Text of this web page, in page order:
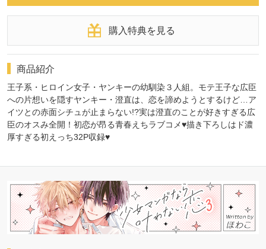
購入特典を見る
商品紹介
王子系・ヒロイン女子・ヤンキーの幼馴染３人組。モテ王子な広臣
への片想いを隠すヤンキー・澄直は、恋を諦めようとするけど…ア
イツとの赤面シチュが止まらない!?実は澄直のことが好きすぎる広
臣のオスみ全開！初恋が昂る青春えちラブコメ♥描き下ろしはド濃
厚すぎる初えっち32P収録♥